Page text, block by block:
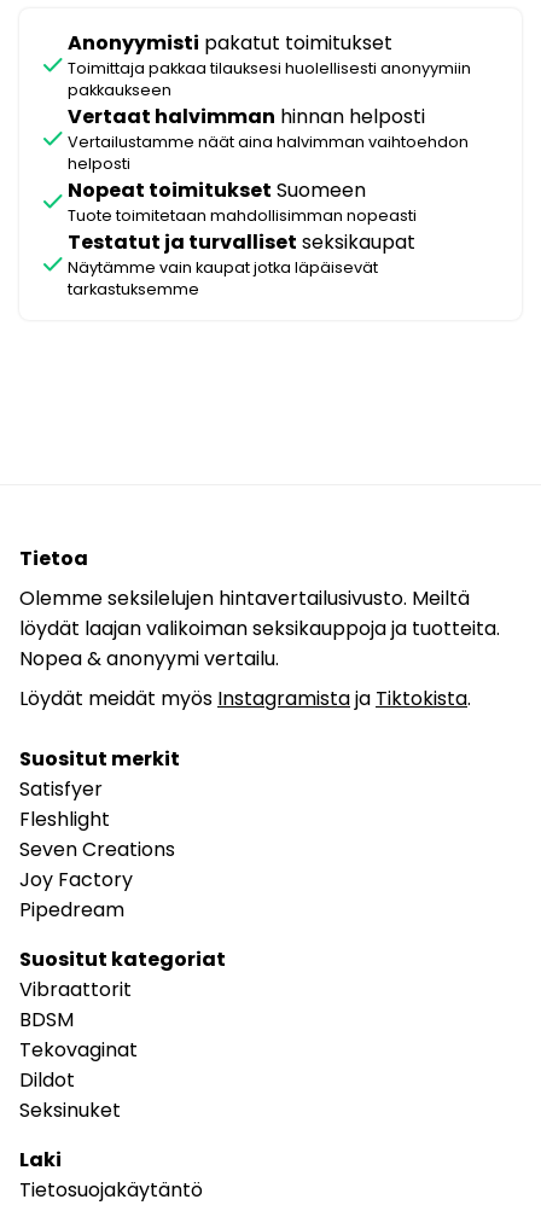
check
Anonyymisti pakatut toimitukset
Toimittaja pakkaa tilauksesi huolellisesti anonyymiin
pakkaukseen
check
Vertaat halvimman hinnan helposti
Vertailustamme näät aina halvimman vaihtoehdon
helposti
check Nopeat toimitukset Suomeen
Tuote toimitetaan mahdollisimman nopeasti
check
Testatut ja turvalliset seksikaupat
Näytämme vain kaupat jotka läpäisevät
tarkastuksemme
Tietoa
Olemme seksilelujen hintavertailusivusto. Meiltä
löydät laajan valikoiman seksikauppoja ja tuotteita.
Nopea & anonyymi vertailu.
Löydät meidät myös Instagramistaja Tiktokista.
Suositut merkit
Satisfyer
Fleshlight
Seven Creations
Joy Factory
Pipedream
Suositut kategoriat
Vibraattorit
BDSM
Tekovaginat
Dildot
Seksinuket
Laki
Tietosuojakäytäntö